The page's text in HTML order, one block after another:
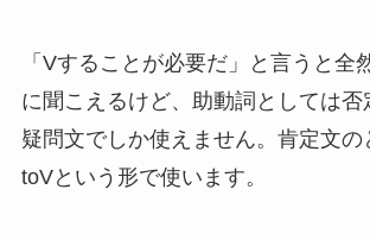
「Vすることが必要だ」と言うと全
に聞こえるけど、助動詞としては否
疑問文でしか使えません。肯定文の
toVという形で使います。